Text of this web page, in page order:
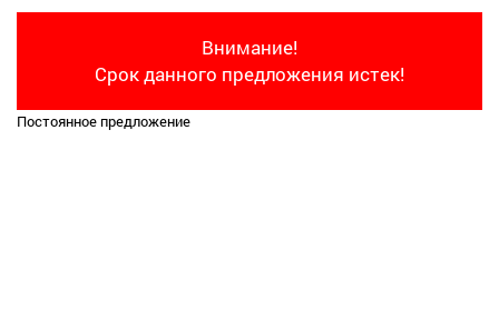
Внимание!
Срок данного предложения истек!
Постоянное предложение